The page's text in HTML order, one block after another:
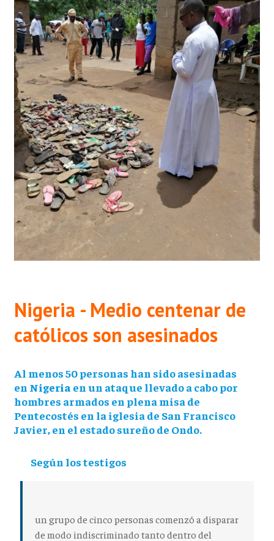
Nigeria - Medio centenar de
católicos son asesinados
Al menos 50 personas han sido asesinadas
en Nigeria en un ataque llevado a cabo por
hombres armados en plena misa de
Pentecostés en la iglesia de San Francisco
Javier, en el estado sureño de Ondo.
Según los testigos
un grupo de cinco personas comenzó a disparar
de modo indiscriminado tanto dentro del